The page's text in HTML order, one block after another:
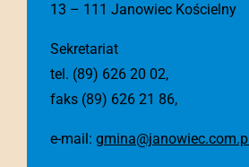
13 – 111 Janowiec Kościelny
Sekretariat
tel. (89) 626 20 02,
faks (89) 626 21 86,
e-mail: gmina@janowiec.com.pl